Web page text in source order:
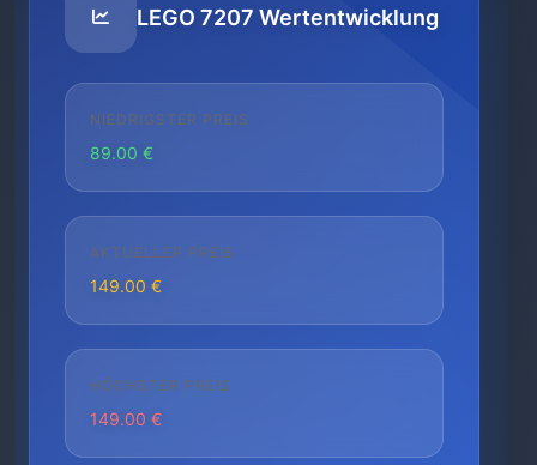
LEGO 7207 Wertentwicklung
NIEDRIGSTER PREIS
89.00 €
AKTUELLER PREIS
149.00 €
HÖCHSTER PREIS
149.00 €